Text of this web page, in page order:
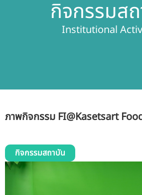
ผลิตภัณฑ์และจำหน่าย
เกี่ยวกับสถาบัน
บุคลากรสถาบัน
ระบบสารสนเทศ (ใน)
กิจกรรมส
Institutional
ภาพกิจกรรม FI@Kasetsart
กิจกรรมสถาบัน